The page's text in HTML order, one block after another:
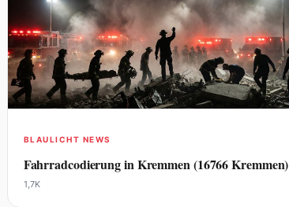
BLAULICHT NEWS
Fahrradcodierung in Kremmen (16766 Kremmen)
1,7K